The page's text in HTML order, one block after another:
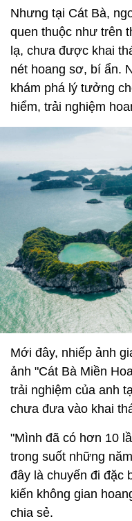
Nhưng tại Cát Bà,
quen thuộc như trên
lạ, chưa được khai
nét hoang sơ, bí ẩn.
khám phá lý tưởng
hiểm, trải nghiệm
Mới đây, nhiếp ảnh
ảnh "Cát Bà Miền
trải nghiệm của anh
chưa đưa vào khai
"Mình đã có hơn 10
trong suốt những
đây là chuyến đi đặc
kiến không gian
chia sẻ.